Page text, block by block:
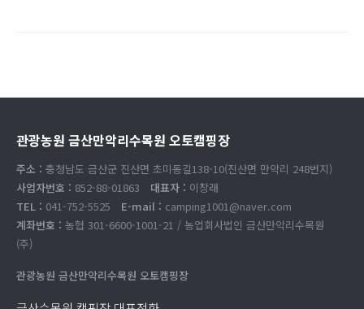
관광농원 금산만악리수목원 오토캠핑장
주소 : 충청남도 금산군 진산면 초미동길138-10(진산면 만악리 248번지)
사업자번호 : 852-88-01863 대표자 : 이창래
TEL : 041-752-5525 E-mail : camping1001@naver.com
계좌번호 : 농협 301-6600-1001-21 / 농업회사법인 금산만악리수목원
(주)
관광농원 금산만악리수목원 오토캠핑장